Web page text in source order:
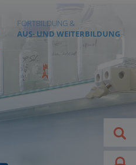
FORTBILDUNG &
AUS- UND WEITERBILDUNG